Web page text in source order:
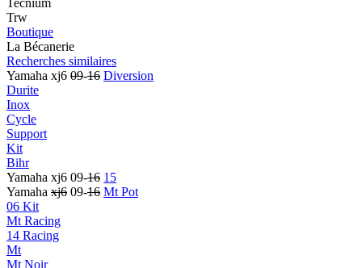
Trw
Boutique
La Bécanerie
Recherches similaires
Yamaha xj6 09-16 Diversion
Durite
Inox
Cycle
Support
Kit
Bihr
Yamaha xj6 09-16 15
Yamaha xj6 09-16 Mt Pot
06 Kit
Mt Racing
14 Racing
Mt
Mt Noir